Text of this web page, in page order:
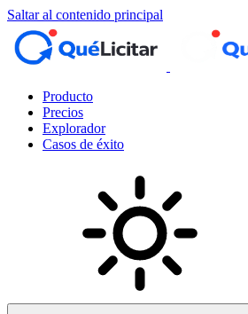
Saltar al contenido principal
Producto
Precios
Explorador
Casos de éxito